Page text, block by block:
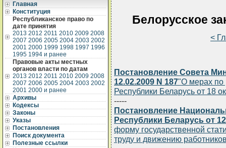
Главная
Конституция
Республиканское право по
дате принятия
2013 2012 2011 2010 2009 2008
2007 2006 2005 2004 2003 2002
2001 2000 1999 1998 1997 1996
1995 1994 и ранее
Правовые акты местных
органов власти по датам
2013 2012 2011 2010 2009 2008
2007 2006 2005 2004 2003 2002
2001 2000 и ранее
Архивы
Кодексы
Законы
Указы
Постановления
Поиск документа
Полезные ссылки
Белорусское
<
Постановление Совета
12.02.2009 N 187"О мерах по
Республики Беларусь от 18
-----
Постановление
Республики Беларусь от
форму государственной
труду и движению